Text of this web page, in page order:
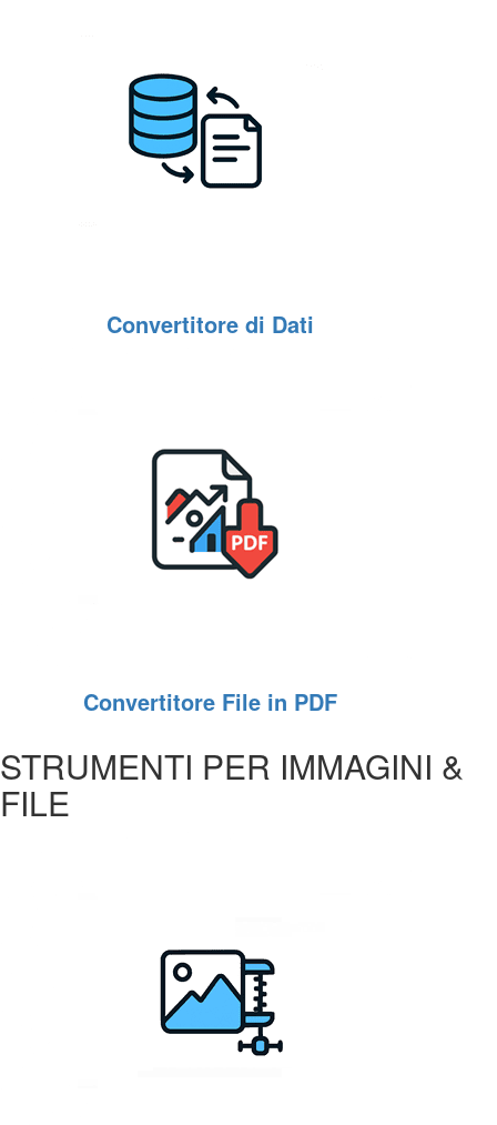
Convertitore di Dati
Convertitore File in PDF
STRUMENTI PER IMMAGINI &
FILE